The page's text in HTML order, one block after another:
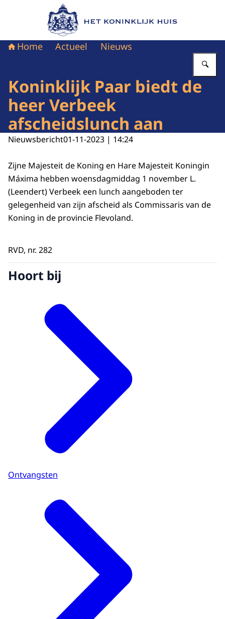
Naar de homepage van Het Koninklijk Huis
Home Actueel Nieuws
Koninklijk Paar biedt de
heer Verbeek
afscheidslunch aan
Nieuwsbericht01-11-2023 | 14:24
Zijne Majesteit de Koning en Hare Majesteit Koningin
Máxima hebben woensdagmiddag 1 november L.
(Leendert) Verbeek een lunch aangeboden ter
gelegenheid van zijn afscheid als Commissaris van de
Koning in de provincie Flevoland.
RVD, nr. 282
Hoort bij
Ontvangsten